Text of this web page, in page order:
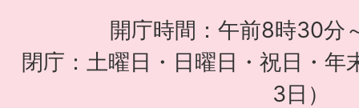
て
応
援
開庁時間：午前8時30分
閉庁：土曜日・日曜日・祝日・年
3日）